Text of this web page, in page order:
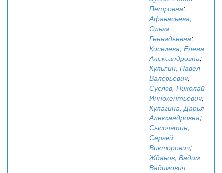
Петровна;
Афанасьева,
Ольга
Геннадьевна;
Киселева, Елена
Александровна;
Кульпин, Павел
Валерьевич;
Суслов, Николай
Иннокентьевич;
Кулагина, Дарья
Александровна;
Сысолятин,
Сергей
Викторович;
Жданов, Вадим
Вадимович